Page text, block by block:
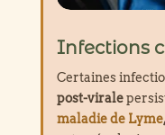
Infections
Certaines
post-virale
maladie de Lyme